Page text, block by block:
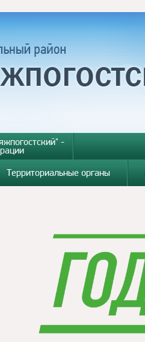
-
Территориальные органы